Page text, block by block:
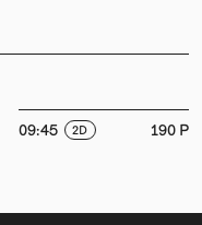
09:45 2D 190 P